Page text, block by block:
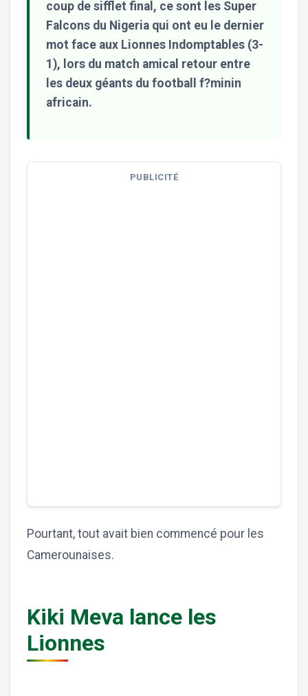
coup de sifflet final, ce sont les Super
Falcons du Nigeria qui ont eu le dernier
mot face aux Lionnes Indomptables (3-
1), lors du match amical retour entre
les deux géants du football f?minin
africain.
PUBLICITÉ
Pourtant, tout avait bien commencé pour les
Camerounaises.
Kiki Meva lance les
Lionnes